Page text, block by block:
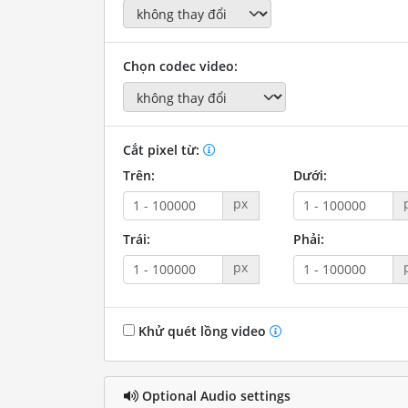
Chọn codec video:
Cắt pixel từ:
Trên:
px
Dưới:
Trái:
px
Phải:
Khử quét lồng video
Optional Audio settings